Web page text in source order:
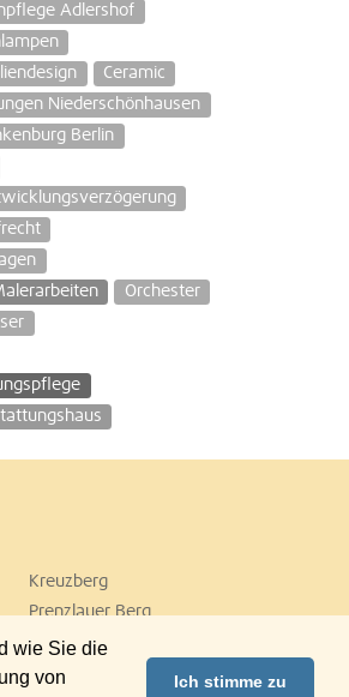
wie Sie die
von
Ich stimme zu
Adlershof
Ceramic
Niederschönhausen
Berlin
Orchester
Kreuzberg
Prenzlauer Berg
Tiergarten
Zehlendorf